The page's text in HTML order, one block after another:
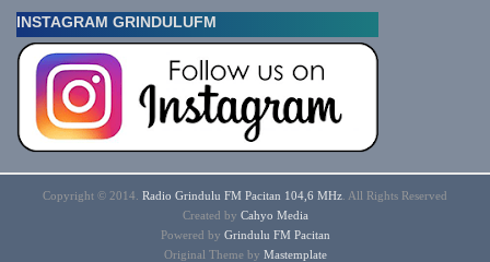
INSTAGRAM GRINDULUFM
Copyright © 2014. Radio Grindulu FM Pacitan 104,6 MHz . All Rights Reserved
Created by Cahyo Media
Powered by Grindulu FM Pacitan
Original Theme by Mastemplate